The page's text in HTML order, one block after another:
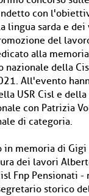
con
lingua sarda e
del
alla
nazionale della
All'evento
USR Cisl e
con Patrizia
di categoria.
in memoria di
dei lavori
Fnp Pensionati -
storico